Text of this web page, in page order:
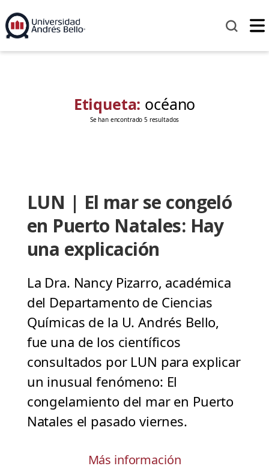
Etiqueta: océano
Se han encontrado 5 resultados
LUN | El mar se congeló
en Puerto Natales: Hay
una explicación
La Dra. Nancy Pizarro, académica
del Departamento de Ciencias
Químicas de la U. Andrés Bello,
fue una de los científicos
consultados por LUN para explicar
un inusual fenómeno: El
congelamiento del mar en Puerto
Natales el pasado viernes.
Más información